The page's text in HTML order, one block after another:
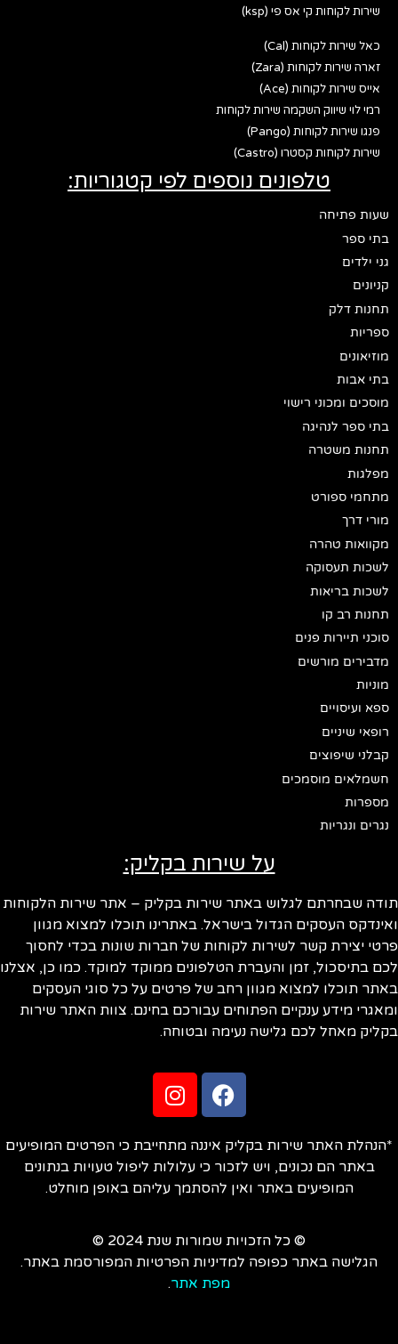
שירות לקוחות קי אס פי (ksp)
כאל שירות לקוחות (Cal)
זארה שירות לקוחות (Zara)
אייס שירות לקוחות (Ace)
רמי לוי שיווק השקמה שירות לקוחות
פנגו שירות לקוחות (Pango)
שירות לקוחות קסטרו (Castro)
טלפונים נוספים לפי קטגוריות:
שעות פתיחה
בתי ספר
גני ילדים
קניונים
תחנות דלק
ספריות
מוזיאונים
בתי אבות
מוסכים ומכוני רישוי
בתי ספר לנהיגה
תחנות משטרה
מפלגות
מתחמי ספורט
מורי דרך
מקוואות טהרה
לשכות תעסוקה
לשכות בריאות
תחנות רב קו
סוכני תיירות פנים
מדבירים מורשים
מוניות
ספא ועיסויים
רופאי שיניים
קבלני שיפוצים
חשמלאים מוסמכים
מספרות
נגרים ונגריות
על שירות בקליק:
תודה שבחרתם לגלוש באתר שירות בקליק – אתר שירות הלקוחות
ואינדקס העסקים הגדול בישראל. באתרינו תוכלו למצוא מגוון
פרטי יצירת קשר לשירות לקוחות של חברות שונות בכדי לחסוך
לכם בתיסכול, זמן והעברת הטלפונים ממוקד למוקד. כמו כן, אצלנו
באתר תוכלו למצוא מגוון רחב של פרטים על כל סוגי העסקים
ומאגרי מידע ענקיים הפתוחים עבורכם בחינם. צוות האתר שירות
בקליק מאחל לכם גלישה נעימה ובטוחה.
*הנהלת האתר שירות בקליק איננה מתחייבת כי הפרטים המופיעים
באתר הם נכונים, ויש לזכור כי עלולות ליפול טעויות בנתונים
המופיעים באתר ואין להסתמך עליהם באופן מוחלט.
© כל הזכויות שמורות שנת 2024 ©
הגלישה באתר כפופה למדיניות הפרטיות המפורסמת באתר.
מפת אתר.